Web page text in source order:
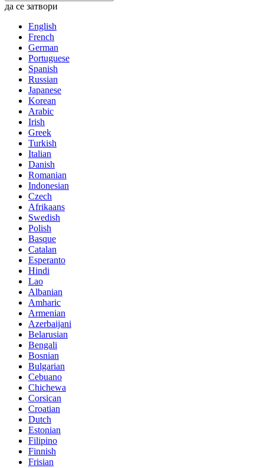
да се затвори
English
French
German
Portuguese
Spanish
Russian
Japanese
Korean
Arabic
Irish
Greek
Turkish
Italian
Danish
Romanian
Indonesian
Czech
Afrikaans
Swedish
Polish
Basque
Catalan
Esperanto
Hindi
Lao
Albanian
Amharic
Armenian
Azerbaijani
Belarusian
Bengali
Bosnian
Bulgarian
Cebuano
Chichewa
Corsican
Croatian
Dutch
Estonian
Filipino
Finnish
Frisian